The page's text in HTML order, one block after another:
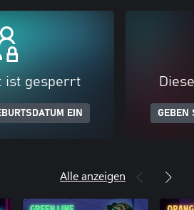
ist gesperrt
EIN GEBEN
Alle anzeigen